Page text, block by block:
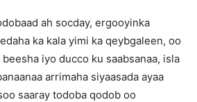
ah socday, ergooyinka
ka kala yimi ka qeybgaleen, oo
iyo ducco ku saabsanaa, isla
arrimaha siyaasada ayaa
saaray todoba qodob oo